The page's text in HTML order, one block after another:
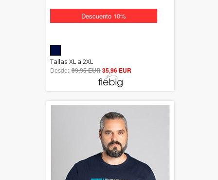
Descuento 10%
5.00
out of 5
Tallas XL a 2XL
Desde: 39,95 EUR35,96 EUR